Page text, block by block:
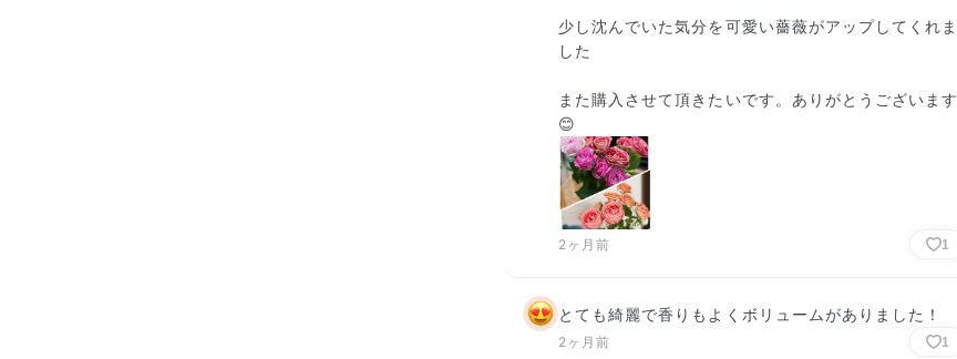
少し沈んでいた気分を可愛い薔薇がアップしてくれま
した
また購入させて頂きたいです。ありがとうございます
😊
2ヶ月前 1
とても綺麗で香りもよくボリュームがありました！
2ヶ月前 1